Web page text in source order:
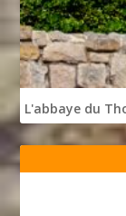
L'abbaye du